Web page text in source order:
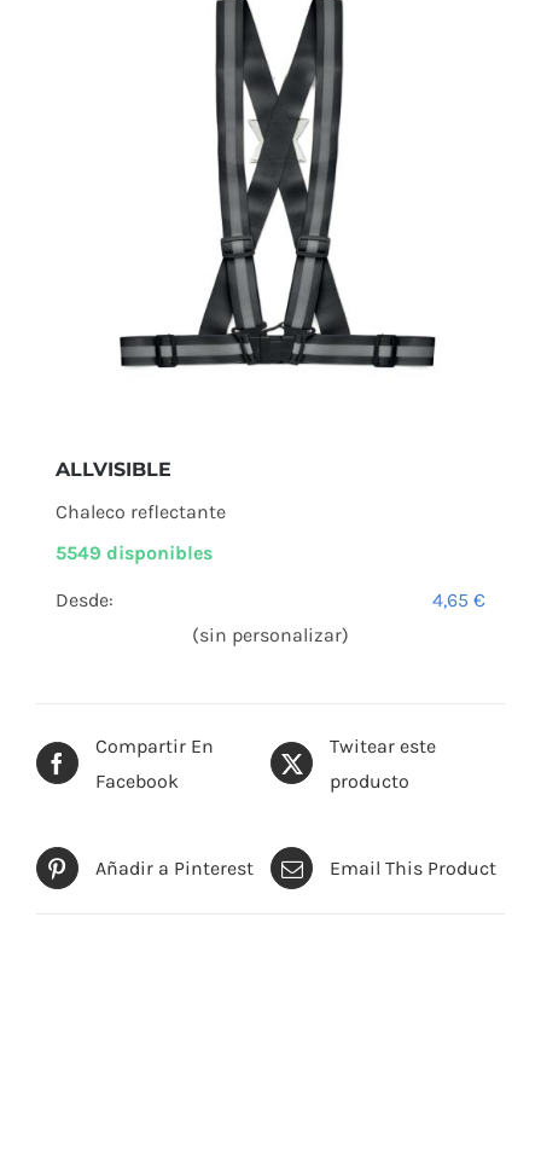
Compartir En
Facebook
Twitear este
producto
Añadir a Pinterest Email This Product
ALLVISIBLE
Chaleco reflectante
5549 disponibles
Desde: 4,65€
(sin personalizar)